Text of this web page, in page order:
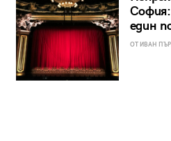
София:
един
ОТ ИВАН